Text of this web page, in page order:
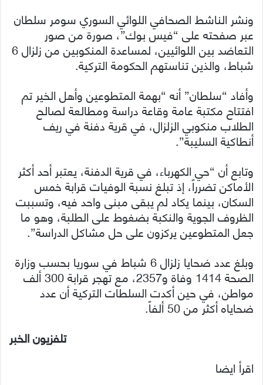
ونشر الناشط الصحافي اللوائي السوري سومر سلطان
عبر صفحته على “فيس بوك”، صورة من صور
التعاضد بين اللوائيين، لمساعدة المنكوبين من زلزال 6
شباط، والذين تناستهم الحكومة التركية.
وأفاد “سلطان” أنه “بهمة المتطوعين وأهل الخير تم
افتتاح مكتبة عامة وقاعة دراسة ومطالعة لصالح
الطلاب منكوبي الزلزال، في قرية دفنة في ريف
أنطاكية السليبة”.
وتابع أن “حي الكهرباء، في قرية الدفنة، يعتبر أحد أكثر
الأماكن تضرراً، إذ تبلغ نسبة الوفيات قرابة خمس
السكان، بينما يكاد لم يبقى مبنى واحد فيه، وتسببت
الظروف الجوية والنكبة بضغوط على الطلبة، وهو ما
جعل المتطوعين يركزون على حل مشاكل الدراسة”.
وبلغ عدد ضحايا زلزال 6 شباط في سوريا بحسب وزارة
الصحة 1414 وفاة و2357، مع تهجر قرابة 300 ألف
مواطن، في حين أكدت السلطات التركية أن عدد
ضحاياه أكثر من 50 ألفاً.
تلفزيون الخبر
اقرأ ايضا